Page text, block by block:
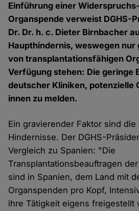
Einführung einer
Organspende verweist DGHS-
Dr. Dr. h. c. Dieter Birnbacher
Haupthindernis, weswegen nur
von transplantationsfähigen
Verfügung stehen: Die geringe
deutscher Kliniken, potenzielle
innen zu melden.
Ein gravierender Faktor sind
Hindernisse. Der DGHS-
Vergleich zu Spanien: "Die
Transplantationsbeauftragen
sind in Spanien, dem Land mit
Organspenden pro Kopf,
ihre Tätigkeit eigens freigestellt